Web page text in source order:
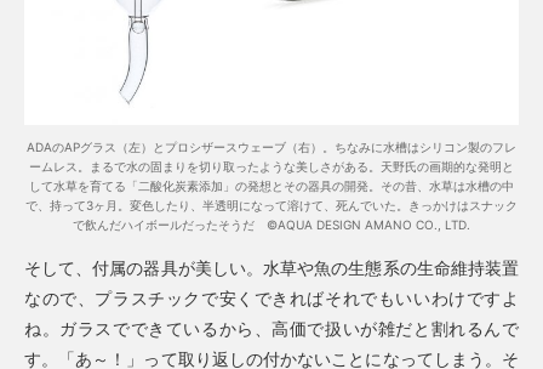
ADAのAPグラス（左）とプロシザースウェーブ（右）。ちなみに水槽はシリコン製のフレ
ームレス。まるで水の固まりを切り取ったような美しさがある。天野氏の画期的な発明と
して水草を育てる「二酸化炭素添加」の発想とその器具の開発。その昔、水草は水槽の中
で、持って3ヶ月。変色したり、半透明になって溶けて、死んでいた。きっかけはスナック
で飲んだハイボールだったそうだ ©AQUA DESIGN AMANO CO., LTD.
そして、付属の器具が美しい。水草や魚の生態系の生命維持装置
なので、プラスチックで安くできればそれでもいいわけですよ
ね。ガラスでできているから、高価で扱いが雑だと割れるんで
す。「あ～！」って取り返しの付かないことになってしまう。そ